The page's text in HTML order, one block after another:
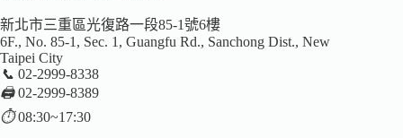
新北市三重區光復路一段85-1號6樓
6F., No. 85-1, Sec. 1, Guangfu Rd., Sanchong Dist., New
Taipei City
📞 02-2999-8338
🖨️02-2999-8389
⏱️08:30~17:30